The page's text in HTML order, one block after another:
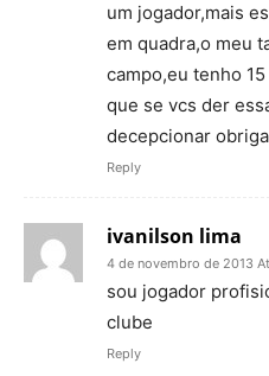
um jogador,mais
em quadra,o meu
campo,eu tenho
que se vcs der
decepcionar
Reply
ivanilson lima
4 de novembro de 2013
sou jogador
clube
Reply